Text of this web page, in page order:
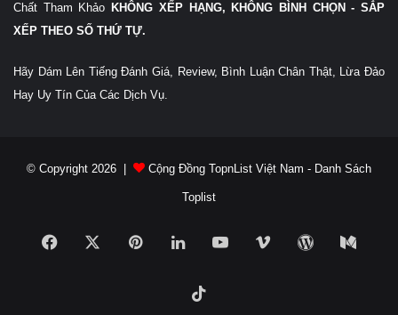
Chất Tham Khảo KHÔNG XẾP HẠNG, KHÔNG BÌNH CHỌN - SẮP
XẾP THEO SỐ THỨ TỰ.
Hãy Dám Lên Tiếng Đánh Giá, Review, Bình Luận Chân Thật, Lừa Đảo
Hay Uy Tín Của Các Dịch Vụ.
© Copyright 2026 | Cộng Đồng TopnList Việt Nam - Danh Sách
Toplist
Facebook PinterestLinkedInYouTubeVimeo WordPress